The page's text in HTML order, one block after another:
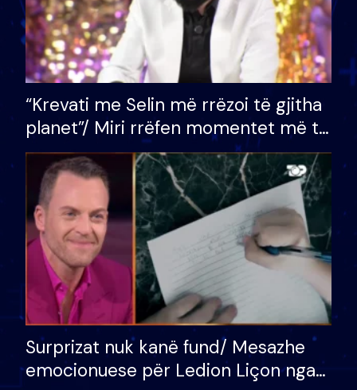
“Krevati me Selin më rrëzoi të gjitha
planet”/ Miri rrëfen momentet më të
bukura në shtëpinë e BB VIP: Do më
mungojë zilja e mëngjesit kur…
Surprizat nuk kanë fund/ Mesazhe
emocionuese për Ledion Liçon nga